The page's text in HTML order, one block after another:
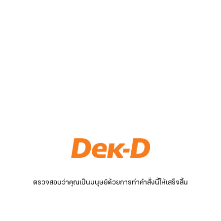
ตรวจสอบว่าคุณเป็นมนุษย์ด้วยการทำคำสั่งนี้ให้เสร็จสิ้น